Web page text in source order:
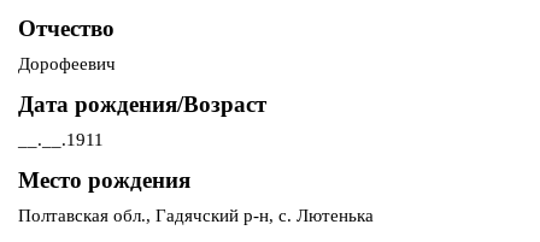
Отчество
Дорофеевич
Дата рождения/Возраст
__.__.1911
Место рождения
Полтавская обл., Гадячский р-н, с. Лютенька